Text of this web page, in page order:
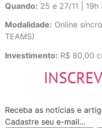
Quando: 25 e 27/11 | 19h
Modalidade: Online
TEAMS)
Investimento: R$ 80,00
Receba as notícias e
Cadastre seu e-mail...